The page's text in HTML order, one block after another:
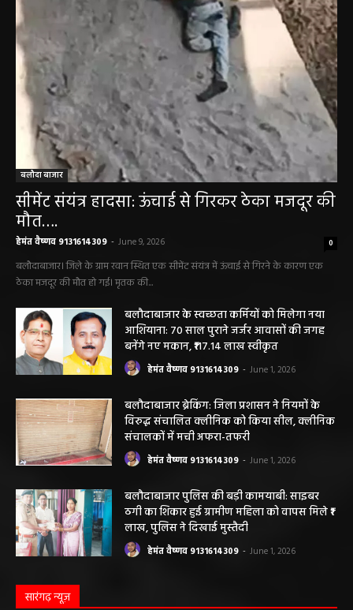
बलौदा बाजार
सीमेंट संयंत्र हादसा: ऊंचाई से गिरकर ठेका मजदूर की
मौत….
हेमंत वैष्णव 9131614309 - June 9, 2026 0
बलौदाबाजार। जिले के ग्राम रवान स्थित एक सीमेंट संयंत्र में ऊंचाई से गिरने के कारण एक
ठेका मजदूर की मौत हो गई। मृतक की...
बलौदाबाजार के स्वच्छता कर्मियों को मिलेगा नया
आशियाना: 70 साल पुराने जर्जर आवासों की जगह
बनेंगे नए मकान, ₹117.14 लाख स्वीकृत
हेमंत वैष्णव 9131614309 - June 1, 2026
बलौदाबाजार ब्रेकिंग: जिला प्रशासन ने नियमों के
विरुद्ध संचालित क्लीनिक को किया सील, क्लीनिक
संचालकों में मची अफरा-तफरी
हेमंत वैष्णव 9131614309 - June 1, 2026
बलौदाबाजार पुलिस की बड़ी कामयाबी: साइबर
ठगी का शिकार हुई ग्रामीण महिला को वापस मिले ₹1
लाख, पुलिस ने दिखाई मुस्तैदी
हेमंत वैष्णव 9131614309 - June 1, 2026
सारंगढ़ न्यूज़